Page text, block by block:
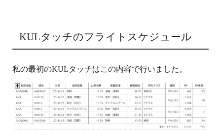
KULタッチのフライトスケジュール
私の最初のKULタッチはこの内容で行いました。